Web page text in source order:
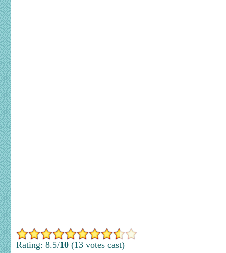
Rating: 8.5/10 (13 votes cast)